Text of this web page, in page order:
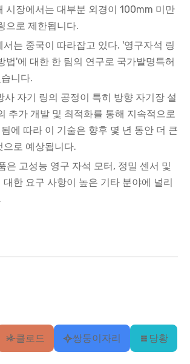
시장에서는 대부분 외경이 100mm 미만
으로 제한됩니다.
는 중국이 따라잡고 있다. '영구자석 링
법'에 대한 한 팀의 연구로 국가발명특허
니다.
사 자기 링의 공정이 특히 방향 자기장 설
추가 개발 및 최적화를 통해 지속적으로
에 따라 이 기술은 향후 몇 년 동안 더 큰
으로 예상됩니다.
은 고성능 영구 자석 모터, 정밀 센서 및
한 요구 사항이 높은 기타 분야에 널리
클로드 쌍둥이자리 당황